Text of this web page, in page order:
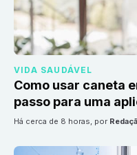
VIDA SAUDÁVEL
Como usar caneta
passo para uma
há cerca de 8 horas, por